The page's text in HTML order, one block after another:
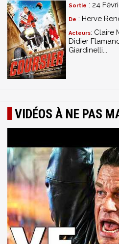
Sortie : 24
De : Herve
Acteurs: Claire
Didier
Giardinelli...
VIDÉOS À NE PAS